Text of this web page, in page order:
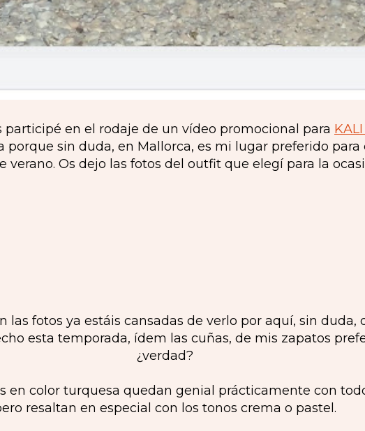
participé en el rodaje de un vídeo promocional para
porque sin duda, en Mallorca, es mi lugar preferido para
verano. Os dejo las fotos del outfit que elegí para la
las fotos ya estáis cansadas de verlo por aquí, sin duda,
esta temporada, ídem las cuñas, de mis zapatos
¿verdad?
en color turquesa quedan genial prácticamente con
resaltan en especial con los tonos crema o pastel.